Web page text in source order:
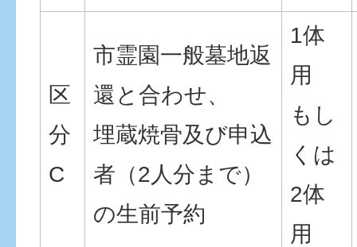
区
分
C
市霊園一般墓地返
還と合わせ、
埋蔵焼骨及び申込
者（2人分まで）
の生前予約
1体
用
もし
くは
2体
用